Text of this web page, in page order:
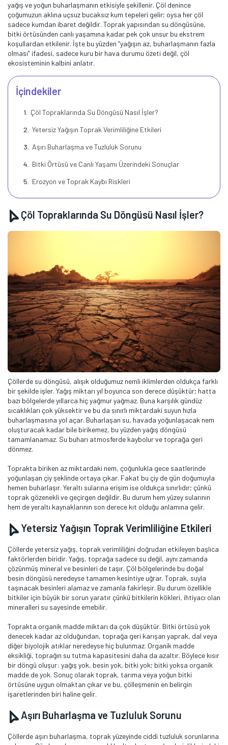
yağış ve yoğun buharlaşmanın etkisiyle şekillenir. Çöl denince
çoğumuzun aklına uçsuz bucaksız kum tepeleri gelir; oysa her çöl
sadece kumdan ibaret değildir. Toprak yapısından su döngüsüne,
bitki örtüsünden canlı yaşamına kadar pek çok unsur bu ekstrem
koşullardan etkilenir. İşte bu yüzden “yağışın az, buharlaşmanın fazla
olması” ifadesi, sadece kuru bir hava durumu özeti değil, çöl
ekosisteminin kalbini anlatır.
İçindekiler
Çöl Topraklarında Su Döngüsü Nasıl İşler?
Yetersiz Yağışın Toprak Verimliliğine Etkileri
Aşırı Buharlaşma ve Tuzluluk Sorunu
Bitki Örtüsü ve Canlı Yaşamı Üzerindeki Sonuçlar
Erozyon ve Toprak Kaybı Riskleri
Çöl Topraklarında Su Döngüsü Nasıl İşler?
Çöllerde su döngüsü, alışık olduğumuz nemli iklimlerden oldukça farklı
bir şekilde işler. Yağış miktarı yıl boyunca son derece düşüktür; hatta
bazı bölgelerde yıllarca hiç yağmur yağmaz. Buna karşılık gündüz
sıcaklıkları çok yüksektir ve bu da sınırlı miktardaki suyun hızla
buharlaşmasına yol açar. Buharlaşan su, havada yoğunlaşacak nem
oluşturacak kadar bile birikemez, bu yüzden yağış döngüsü
tamamlanamaz. Su buharı atmosferde kaybolur ve toprağa geri
dönmez.
Toprakta biriken az miktardaki nem, çoğunlukla gece saatlerinde
yoğunlaşan çiy şeklinde ortaya çıkar. Fakat bu çiy de gün doğumuyla
hemen buharlaşır. Yeraltı sularına erişim ise oldukça sınırlıdır; çünkü
toprak gözenekli ve geçirgen değildir. Bu durum hem yüzey sularının
hem de yeraltı kaynaklarının son derece kıt olduğu anlamına gelir.
Yetersiz Yağışın Toprak Verimliliğine Etkileri
Çöllerde yetersiz yağış, toprak verimliliğini doğrudan etkileyen başlıca
faktörlerden biridir. Yağış, toprağa sadece su değil, aynı zamanda
çözünmüş mineral ve besinleri de taşır. Çöl bölgelerinde bu doğal
besin döngüsü neredeyse tamamen kesintiye uğrar. Toprak, suyla
taşınacak besinleri alamaz ve zamanla fakirleşir. Bu durum özellikle
bitkiler için büyük bir sorun yaratır çünkü bitkilerin kökleri, ihtiyacı olan
mineralleri su sayesinde emebilir.
Toprakta organik madde miktarı da çok düşüktür. Bitki örtüsü yok
denecek kadar az olduğundan, toprağa geri karışan yaprak, dal veya
diğer biyolojik atıklar neredeyse hiç bulunmaz. Organik madde
eksikliği, toprağın su tutma kapasitesini daha da azaltır. Böylece kısır
bir döngü oluşur: yağış yok, besin yok, bitki yok; bitki yoksa organik
madde de yok. Sonuç olarak toprak, tarıma veya yoğun bitki
örtüsüne uygun olmaktan çıkar ve bu, çölleşmenin en belirgin
işaretlerinden biri haline gelir.
Aşırı Buharlaşma ve Tuzluluk Sorunu
Çöllerde aşırı buharlaşma, toprak yüzeyinde ciddi tuzluluk sorunlarına